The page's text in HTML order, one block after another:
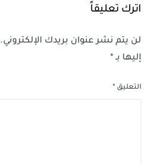
اترك تعليقاً
لن يتم نشر عنوان بريدك الإلكتروني.
إليها بـ*
التعليق *